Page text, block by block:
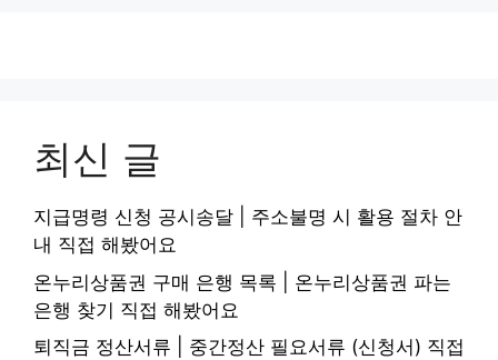
최신 글
지급명령 신청 공시송달 | 주소불명 시 활용 절차 안
내 직접 해봤어요
온누리상품권 구매 은행 목록 | 온누리상품권 파는
은행 찾기 직접 해봤어요
퇴직금 정산서류 | 중간정산 필요서류 (신청서) 직접